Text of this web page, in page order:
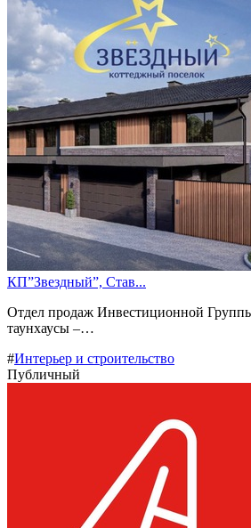
КП”Звездный”, Став...
Отдел продаж Инвестиционной
таунхаусы –…
#Интерьер и строительство
Публичный